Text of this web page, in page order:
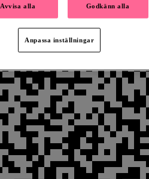
Avvisa alla Godkänn alla
Anpassa inställningar